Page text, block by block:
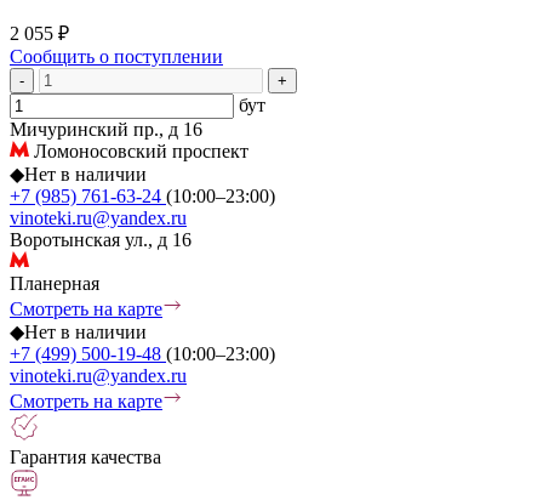
2 055 ₽
Сообщить о поступлении
- +
бут
Мичуринский пр., д 16
Ломоносовский проспект
◆Нет в наличии
+7 (985) 761-63-24 (10:00–23:00)
vinoteki.ru@yandex.ru
Воротынская ул., д 16
Планерная
Смотреть на карте
◆Нет в наличии
+7 (499) 500-19-48 (10:00–23:00)
vinoteki.ru@yandex.ru
Смотреть на карте
Гарантия качества